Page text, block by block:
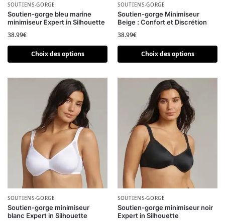
SOUTIENS-GORGE
Soutien-gorge bleu marine
minimiseur Expert in Silhouette
38.99€
Choix des options
Ce produit a plusieurs variations. Les options peuvent être
SOUTIENS-GORGE
Soutien-gorge Minimiseur
Beige : Confort et Discrétion
38.99€
Choix des options
Ce produit a plusieurs
SOUTIENS-GORGE
Soutien-gorge minimiseur
blanc Expert in Silhouette
Ce produit a plusieurs variations. Les options peuvent être
SOUTIENS-GORGE
Soutien-gorge minimiseur noir
Expert in Silhouette
Ce produit a plusieurs